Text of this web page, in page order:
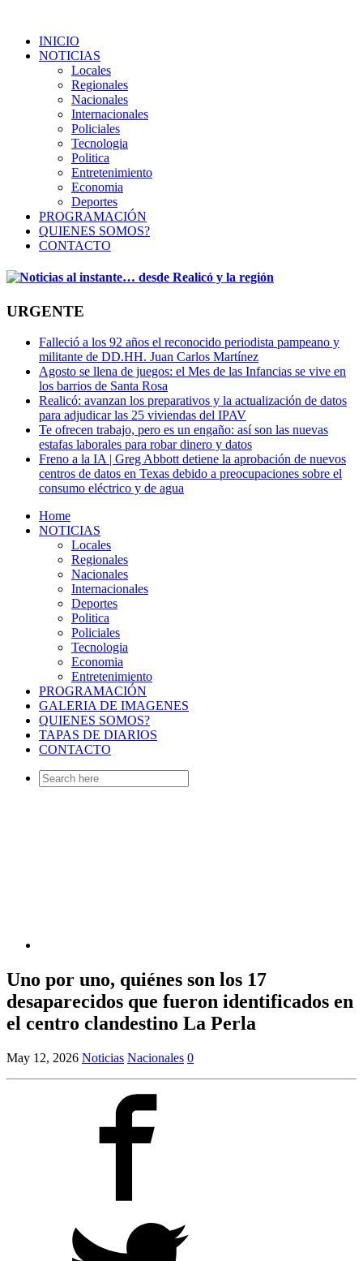
INICIO
NOTICIAS
Locales
Regionales
Nacionales
Internacionales
Policiales
Tecnologia
Politica
Entretenimiento
Economia
Deportes
PROGRAMACIÓN
QUIENES SOMOS?
CONTACTO
URGENTE
Falleció a los 92 años el reconocido periodista pampeano y
militante de DD.HH. Juan Carlos Martínez
Agosto se llena de juegos: el Mes de las Infancias se vive en
los barrios de Santa Rosa
Realicó: avanzan los preparativos y la actualización de datos
para adjudicar las 25 viviendas del IPAV
Te ofrecen trabajo, pero es un engaño: así son las nuevas
estafas laborales para robar dinero y datos
Freno a la IA | Greg Abbott detiene la aprobación de nuevos
centros de datos en Texas debido a preocupaciones sobre el
consumo eléctrico y de agua
Home
NOTICIAS
Locales
Regionales
Nacionales
Internacionales
Deportes
Politica
Policiales
Tecnologia
Economia
Entretenimiento
PROGRAMACIÓN
GALERIA DE IMAGENES
QUIENES SOMOS?
TAPAS DE DIARIOS
CONTACTO
Search
for:
Uno por uno, quiénes son los 17
desaparecidos que fueron identificados en
el centro clandestino La Perla
May 12, 2026 Noticias Nacionales 0